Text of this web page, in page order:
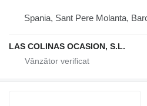
Spania, Sant Pere Molanta,
LAS COLINAS OCASION, S.L.